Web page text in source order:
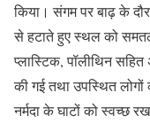
किया। संगम पर बाढ़ के
से हटाते हुए स्थल को
प्लास्टिक, पॉलीथिन सहित
की गई तथा उपस्थित
नर्मदा के घाटों को स्वच्छ